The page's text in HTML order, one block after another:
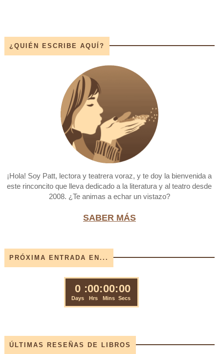
¿QUIÉN ESCRIBE AQUÍ?
¡Hola! Soy Patt, lectora y teatrera voraz, y te doy la bienvenida a
este rinconcito que lleva dedicado a la literatura y al teatro desde
2008. ¿Te animas a echar un vistazo?
SABER MÁS
PRÓXIMA ENTRADA EN...
ÚLTIMAS RESEÑAS DE LIBROS